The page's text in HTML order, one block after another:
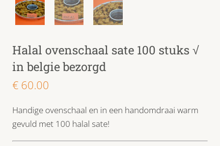
Halal ovenschaal sate 100 stuks √
in belgie bezorgd
€ 60.00
Handige ovenschaal en in een handomdraai warm
gevuld met 100 halal sate!